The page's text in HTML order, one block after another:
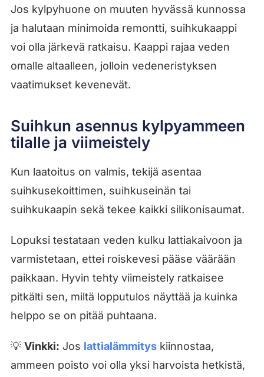
Jos kylpyhuone on muuten hyvässä kunnossa
ja halutaan minimoida remontti, suihkukaappi
voi olla järkevä ratkaisu. Kaappi rajaa veden
omalle altaalleen, jolloin vedeneristyksen
vaatimukset kevenevät.
Suihkun asennus kylpyammeen
tilalle ja viimeistely
Kun laatoitus on valmis, tekijä asentaa
suihkusekoittimen, suihkuseinän tai
suihkukaapin sekä tekee kaikki silikonisaumat.
Lopuksi testataan veden kulku lattiakaivoon ja
varmistetaan, ettei roiskevesi pääse väärään
paikkaan. Hyvin tehty viimeistely ratkaisee
pitkälti sen, miltä lopputulos näyttää ja kuinka
helppo se on pitää puhtaana.
💡 Vinkki: Jos lattialämmityskiinnostaa,
ammeen poisto voi olla yksi harvoista hetkistä,